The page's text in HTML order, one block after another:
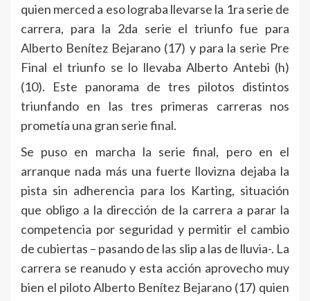
quien merced a eso lograba llevarse la 1ra serie de
carrera, para la 2da serie el triunfo fue para
Alberto Benítez Bejarano (17) y para la serie Pre
Final el triunfo se lo llevaba Alberto Antebi (h)
(10). Este panorama de tres pilotos distintos
triunfando en las tres primeras carreras nos
prometía una gran serie final.
Se puso en marcha la serie final, pero en el
arranque nada más una fuerte llovizna dejaba la
pista sin adherencia para los Karting, situación
que obligo a la dirección de la carrera a parar la
competencia por seguridad y permitir el cambio
de cubiertas – pasando de las slip a las de lluvia-. La
carrera se reanudo y esta acción aprovecho muy
bien el piloto Alberto Benítez Bejarano (17) quien